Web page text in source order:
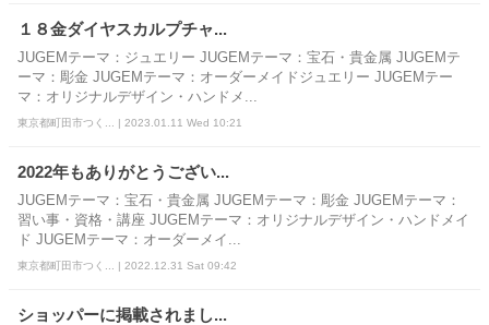
１８金ダイヤスカルプチャ...
JUGEMテーマ：ジュエリー JUGEMテーマ：宝石・貴金属 JUGEMテ
ーマ：彫金 JUGEMテーマ：オーダーメイドジュエリー JUGEMテー
マ：オリジナルデザイン・ハンドメ...
東京都町田市つく... | 2023.01.11 Wed 10:21
2022年もありがとうござい...
JUGEMテーマ：宝石・貴金属 JUGEMテーマ：彫金 JUGEMテーマ：
習い事・資格・講座 JUGEMテーマ：オリジナルデザイン・ハンドメイ
ド JUGEMテーマ：オーダーメイ...
東京都町田市つく... | 2022.12.31 Sat 09:42
ショッパーに掲載されまし...